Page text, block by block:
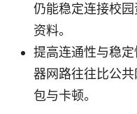
仍能稳定连接校
资料。
提高连通性与稳
器网路往往比公
包与卡顿。